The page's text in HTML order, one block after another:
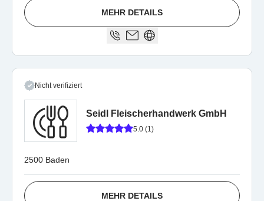
MEHR DETAILS
Nicht verifiziert
Seidl Fleischerhandwerk GmbH
5.0 (1)
2500 Baden
MEHR DETAILS